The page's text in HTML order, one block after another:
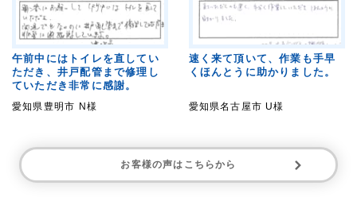
午前中にはトイレを直してい
ただき、井戸配管まで修理し
ていただき非常に感謝。
愛知県豊明市 N様
速く来て頂いて、作業も手早
くほんとうに助かりました。
愛知県名古屋市 U様
お客様の声はこちらから